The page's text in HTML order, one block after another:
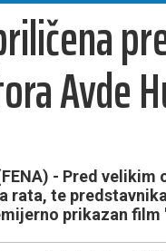
Avde
- Pred
rata, te
prikazan film